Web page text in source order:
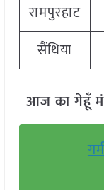
रामपुरहाट
सैंथिया
आज का गेहूँ